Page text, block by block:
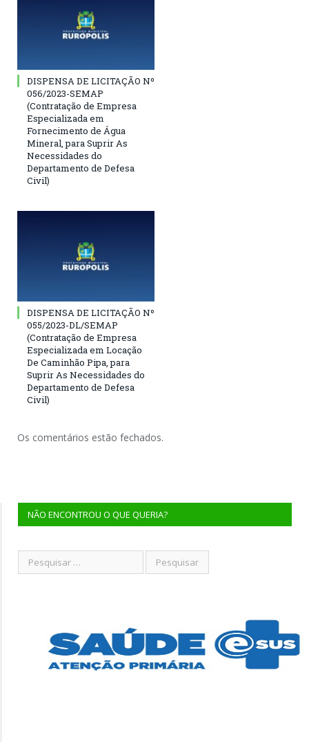
DISPENSA DE LICITAÇÃO Nº
056/2023-SEMAP
(Contratação de Empresa
Especializada em
Fornecimento de Água
Mineral, para Suprir As
Necessidades do
Departamento de Defesa
Civil)
DISPENSA DE LICITAÇÃO Nº
055/2023-DL/SEMAP
(Contratação de Empresa
Especializada em Locação
De Caminhão Pipa, para
Suprir As Necessidades do
Departamento de Defesa
Civil)
Os comentários estão fechados.
NÃO ENCONTROU O QUE QUERIA?